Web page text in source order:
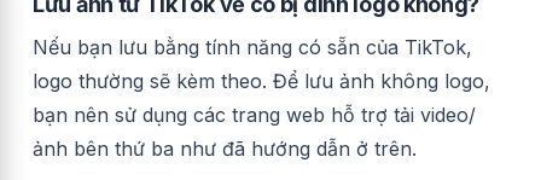
Nếu bạn lưu bằng tính năng có sẵn của TikTok,
logo thường sẽ kèm theo. Để lưu ảnh không logo,
bạn nên sử dụng các trang web hỗ trợ tải video/
ảnh bên thứ ba như đã hướng dẫn ở trên.